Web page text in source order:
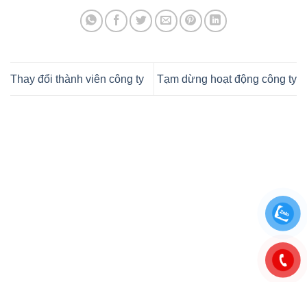
Thay đổi thành viên công ty Tạm dừng hoạt động công ty